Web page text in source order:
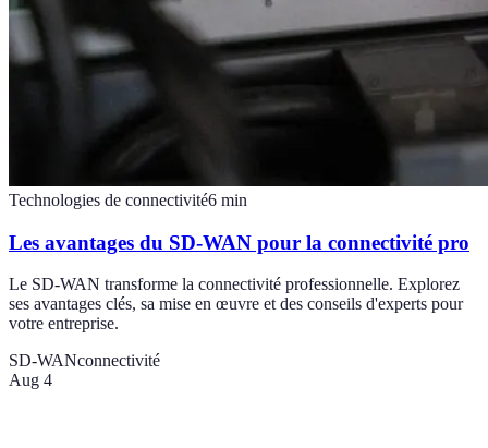
Technologies de connectivité6 min
Les avantages du SD-WAN pour la connectivité pro
Le SD-WAN transforme la connectivité professionnelle. Explorez
ses avantages clés, sa mise en œuvre et des conseils d'experts pour
votre entreprise.
SD-WANconnectivité
Aug 4